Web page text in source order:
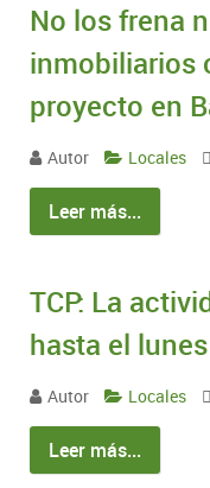
No los frena
inmobiliarios
proyecto en
Autor Locales
Leer más...
TCP: La
hasta el
Autor Locales
Leer más...